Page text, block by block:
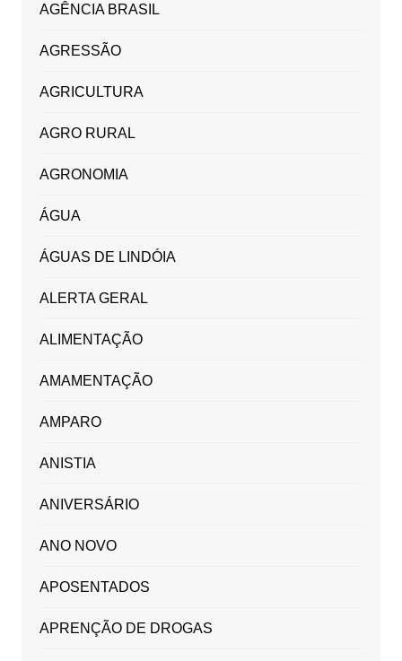
AGÊNCIA BRASIL
AGRESSÃO
AGRICULTURA
AGRO RURAL
AGRONOMIA
ÁGUA
ÁGUAS DE LINDÓIA
ALERTA GERAL
ALIMENTAÇÃO
AMAMENTAÇÃO
AMPARO
ANISTIA
ANIVERSÁRIO
ANO NOVO
APOSENTADOS
APRENÇÃO DE DROGAS